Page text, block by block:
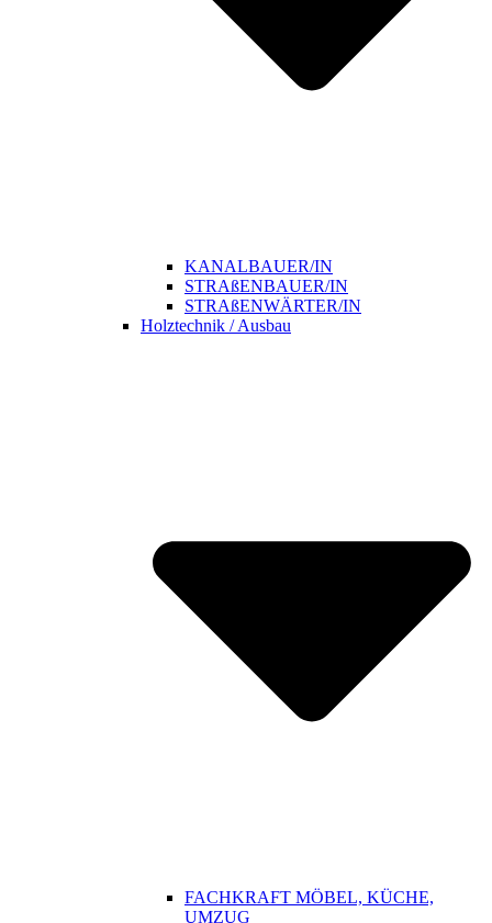
KANALBAUER/IN
STRAßENBAUER/IN
STRAßENWÄRTER/IN
Holztechnik / Ausbau
FACHKRAFT MÖBEL, KÜCHE,
UMZUG